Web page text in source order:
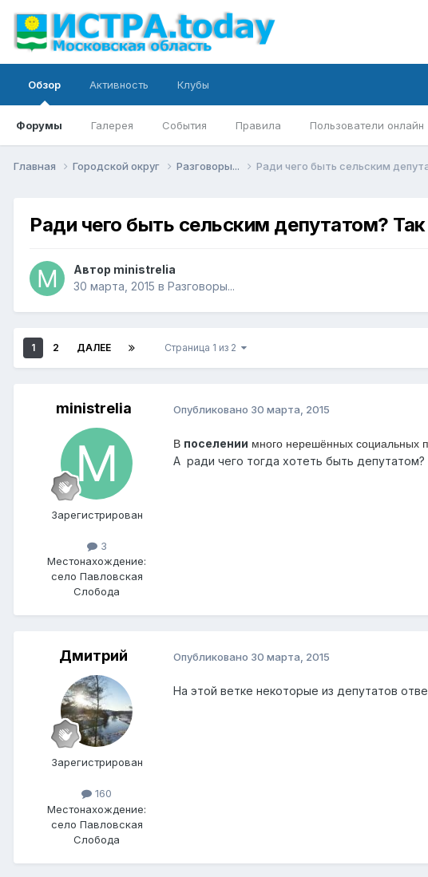
Обзор
Форумы Галерея События Правила Пользователи онлайн
Активность Клубы
Главная Городской округ Разговоры... Ради чего быть сельским
Ради чего быть сельским депутатом?
Автор ministrelia
30 марта, 2015 в Разговоры...
1 2 ДАЛЕЕ Страница 1 из 2
ministrelia
Зарегистрирован
3
Местонахождение:
село Павловская
Слобода
Опубликовано 30 марта, 2015
В поселении много нерешённых социальных
А ради чего тогда хотеть быть депутатом?
Дмитрий
Зарегистрирован
160
Местонахождение:
село Павловская
Слобода
Опубликовано 30 марта, 2015
На этой ветке некоторые из депутатов